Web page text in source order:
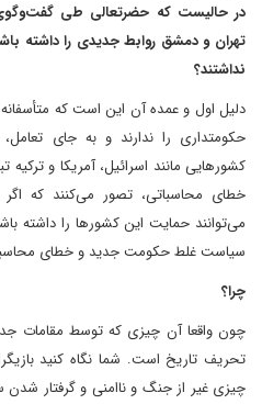
در حالیست که حضرتعالی طی گفت‌وگوی
تهران و دمشق روابط جدیدی را داشته
نداشتند؟
دلیل اول و عمده آن این است که
حکومتداری را ندارند و به جای
کشورهایی مانند اسرائیل، آمریکا و
خطای محاسباتی، تصور می‌کنند که اگر
می‌توانند حمایت این کشورها را داشته
سیاست غلط حکومت جدید و خطای
چرا؟
چون واقعا آن چیزی که توسط مقامات
تحریف تاریخ است. شما نگاه کنید
چیزی غیر از جنگ و ناامنی و گرفتار شدن